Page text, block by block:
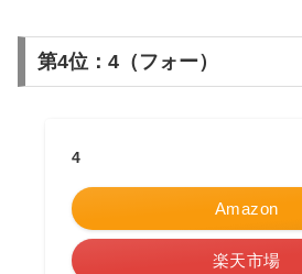
第4位：4（フォー）
4
Amazon
楽天市場